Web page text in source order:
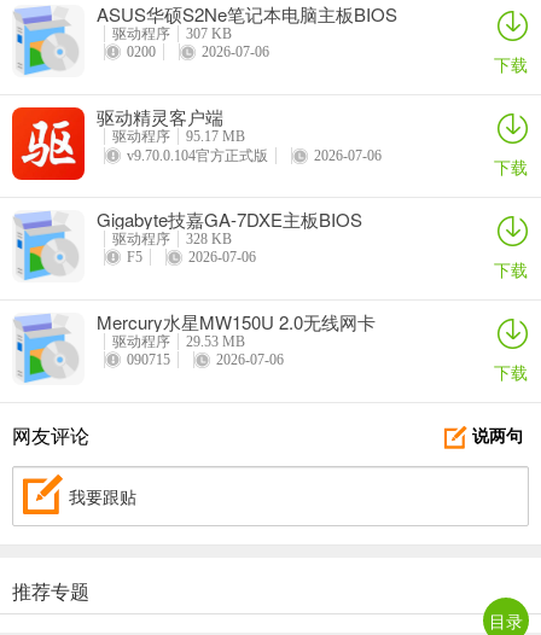
ASUS华硕S2Ne笔记本电脑主板BIOS
驱动程序
307 KB
0200
2026-07-06 下载
驱动精灵客户端
驱动程序
95.17 MB
v9.70.0.104官方正式版
2026-07-06 下载
Gigabyte技嘉GA-7DXE主板BIOS
驱动程序
328 KB
F5
2026-07-06 下载
Mercury水星MW150U 2.0无线网卡
驱动程序
29.53 MB
090715
2026-07-06 下载
说两句
网友评论
我要跟贴
推荐专题
目录